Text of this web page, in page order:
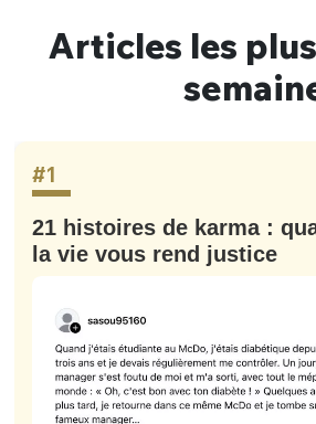
Articles les
#1
21 histoires de karma :
la vie vous rend justice